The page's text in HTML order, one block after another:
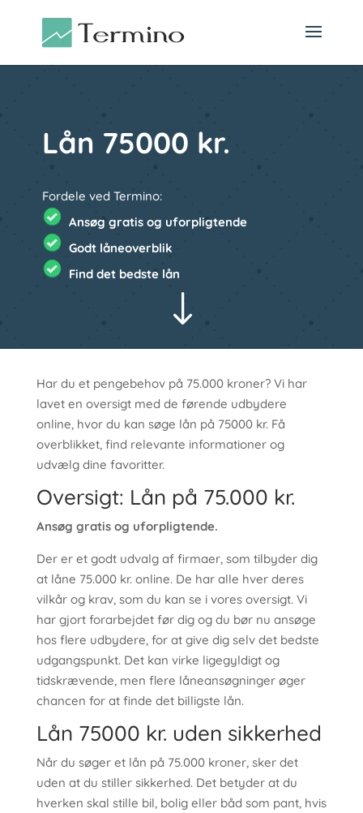
Lån 75000 kr.
Fordele ved Termino:
Ansøg gratis og uforpligtende
Godt låneoverblik
Find det bedste lån
"
Har du et pengebehov på 75.000 kroner? Vi har
lavet en oversigt med de førende udbydere
online, hvor du kan søge lån på 75000 kr. Få
overblikket, find relevante informationer og
udvælg dine favoritter.
Oversigt: Lån på 75.000 kr.
Ansøg gratis og uforpligtende.
Der er et godt udvalg af firmaer, som tilbyder dig
at låne 75.000 kr. online. De har alle hver deres
vilkår og krav, som du kan se i vores oversigt. Vi
har gjort forarbejdet før dig og du bør nu ansøge
hos flere udbydere, for at give dig selv det bedste
udgangspunkt. Det kan virke ligegyldigt og
tidskrævende, men flere låneansøgninger øger
chancen for at finde det billigste lån.
Lån 75000 kr. uden sikkerhed
Når du søger et lån på 75.000 kroner, sker det
uden at du stiller sikkerhed. Det betyder at du
hverken skal stille bil, bolig eller båd som pant, hvis